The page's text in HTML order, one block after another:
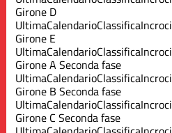
Girone D
UltimaCalendarioClassificaIncroci
Girone E
UltimaCalendarioClassificaIncroci
Girone A Seconda fase
UltimaCalendarioClassificaIncroci
Girone B Seconda fase
UltimaCalendarioClassificaIncroci
Girone C Seconda fase